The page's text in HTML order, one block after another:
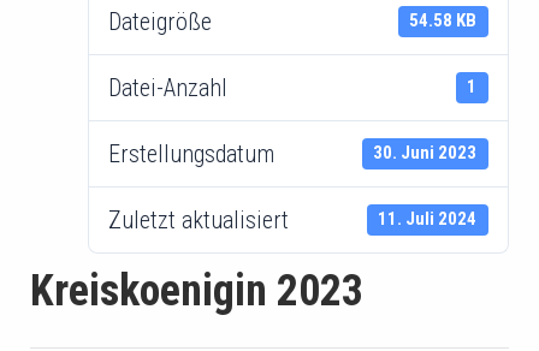
Dateigröße 54.58 KB
Datei-Anzahl 1
Erstellungsdatum 30. Juni 2023
Zuletzt aktualisiert 11. Juli 2024
Kreiskoenigin 2023